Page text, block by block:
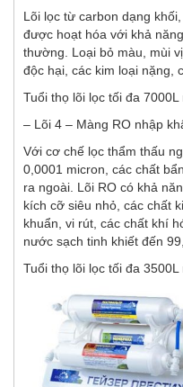
Lõi lọc từ carbon dạng
được hoạt hóa với khả
thường. Loại bỏ màu, mùi
độc hại, các kim loại nặng,
Tuổi thọ lõi lọc tối đa 7000L
– Lõi 4 – Màng RO nhập
Với cơ chế lọc thẩm thấu
0,0001 micron, các chất
ra ngoài. Lõi RO có khả
kích cỡ siêu nhỏ, các chất
khuẩn, vi rút, các chất khí
nước sạch tinh khiết đến
Tuổi thọ lõi lọc tối đa 3500L